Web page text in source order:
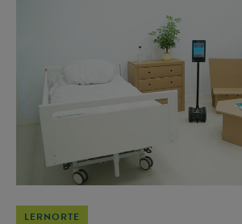
LERNORTE